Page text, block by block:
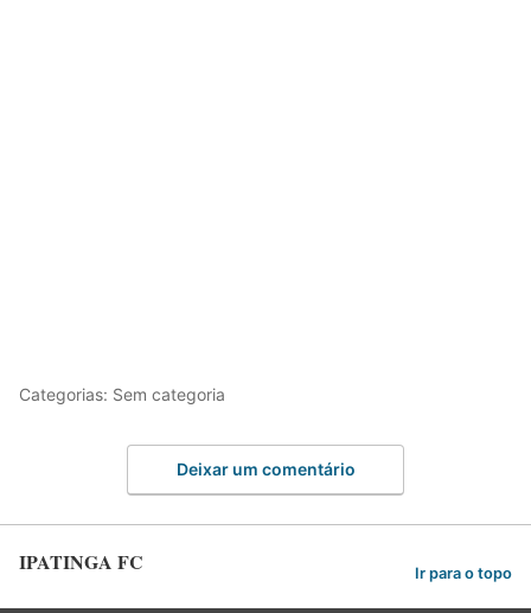
Categorias: Sem categoria
Deixar um comentário
IPATINGA FC Ir para o topo